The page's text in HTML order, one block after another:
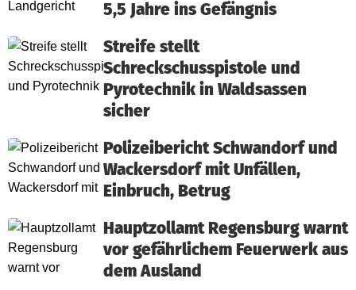
5,5 Jahre ins Gefängnis
Streife stellt
Schreckschusspistole und
Pyrotechnik in Waldsassen
sicher
Polizeibericht Schwandorf und
Wackersdorf mit Unfällen,
Einbruch, Betrug
Hauptzollamt Regensburg warnt
vor gefährlichem Feuerwerk aus
dem Ausland